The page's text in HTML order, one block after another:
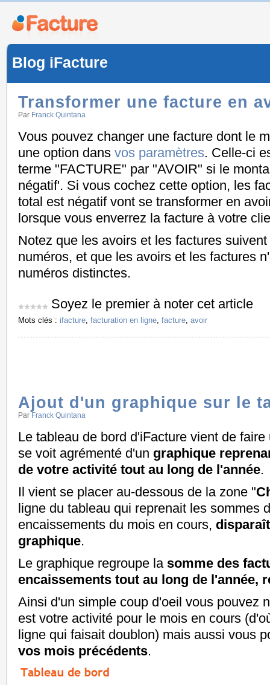
Blog iFacture
Transformer une facture en
Par Franck Quintana
Vous pouvez changer une facture dont le
une option dans vos paramètres. Celle-ci
terme "FACTURE" par "AVOIR" si le
négatif'. Si vous cochez cette option, les
total est négatif vont se transformer en
lorsque vous enverrez la facture à votre
Notez que les avoirs et les factures
numéros, et que les avoirs et les factures
numéros distinctes.
Soyez le premier à noter cet article
Mots clés : ifacture, facturation en ligne, facture, avoir
Ajout d'un graphique sur le
Par Franck Quintana
Le tableau de bord d'iFacture vient de
se voit agrémenté d'un graphique
de votre activité tout au long de l'année.
Il vient se placer au-dessous de la zone "
ligne du tableau qui reprenait les sommes
encaissements du mois en cours,
graphique.
Le graphique regroupe la somme des
encaissements tout au long de l'année,
Ainsi d'un simple coup d'oeil vous pouvez
est votre activité pour le mois en cours
ligne qui faisait doublon) mais aussi vous
vos mois précédents.